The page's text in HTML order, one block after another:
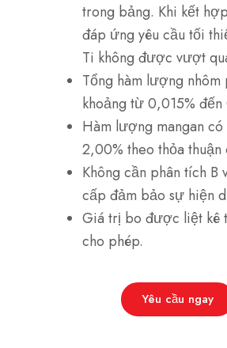
trong bảng. Khi kết
đáp ứng yêu cầu tối
Ti không được vượt
Tổng hàm lượng
khoảng từ 0,015%
Hàm lượng mangan
2,00% theo thỏa thuận
Không cần phân tích B
cấp đảm bảo sự hiện
Giá trị bo được liệt kê
cho phép.
Yêu cầu ngay